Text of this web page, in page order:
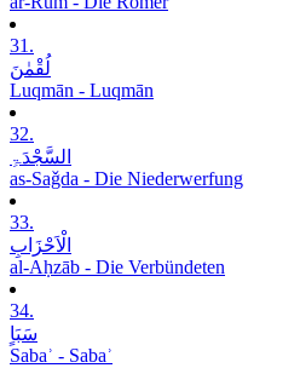
31.
لُقْمٰنَ
Luqmān - Luqmān
32.
السَّجْدَۃِ
as-Saǧda - Die Niederwerfung
33.
الْاَحْزَابِ
al-Aḥzāb - Die Verbündeten
34.
سَبَاٍ
Sabaʾ - Sabaʾ